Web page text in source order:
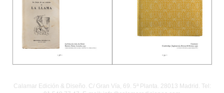
Calamar Edición & Diseño. C/ Gran Vía, 69. 5ª Planta. 28013 Madrid. Tel: